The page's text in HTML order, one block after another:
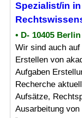
Spezialist/in
• D- 10405 Berlin
Wir sind auch
Erstellen von
Aufgaben
Recherche
Aufsätze,
Ausarbeitung